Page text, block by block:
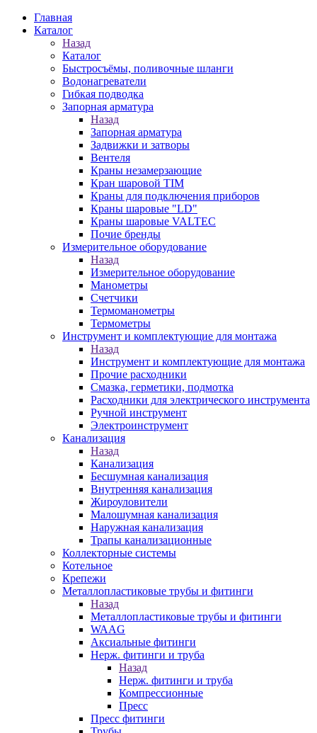
Главная
Каталог
Назад
Каталог
Быстросъёмы, поливочные шланги
Водонагреватели
Гибкая подводка
Запорная арматура
Назад
Запорная арматура
Задвижки и затворы
Вентеля
Краны незамерзающие
Кран шаровой TIM
Краны для подключения приборов
Краны шаровые "LD"
Краны шаровые VALTEC
Почие бренды
Измерительное оборудование
Назад
Измерительное оборудование
Манометры
Счетчики
Термоманометры
Термометры
Инструмент и комплектующие для монтажа
Назад
Инструмент и комплектующие для монтажа
Прочие расходники
Смазка, герметики, подмотка
Расходники для электрического инструмента
Ручной инструмент
Электроинструмент
Канализация
Назад
Канализация
Бесшумная канализация
Внутренняя канализация
Жироуловители
Малошумная канализация
Наружная канализация
Трапы канализационные
Коллекторные системы
Котельное
Крепежи
Металлопластиковые трубы и фитинги
Назад
Металлопластиковые трубы и фитинги
WAAG
Аксиальные фитинги
Нерж. фитинги и труба
Назад
Нерж. фитинги и труба
Компрессионные
Пресс
Пресс фитинги